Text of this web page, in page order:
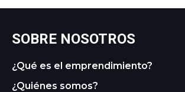
SOBRE NOSOTROS
¿Qué es el emprendimiento?
¿Quiénes somos?